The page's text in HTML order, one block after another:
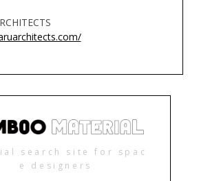
search site for spac
e designers